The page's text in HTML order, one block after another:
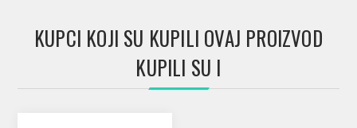
KUPCI KOJI SU KUPILI OVAJ PROIZVOD
KUPILI SU I